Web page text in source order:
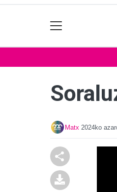
Matx 2024ko